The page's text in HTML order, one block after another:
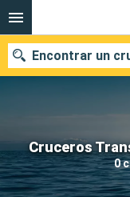
Cruceros
0
Encontrar un
Nuestros
Fecha de salida